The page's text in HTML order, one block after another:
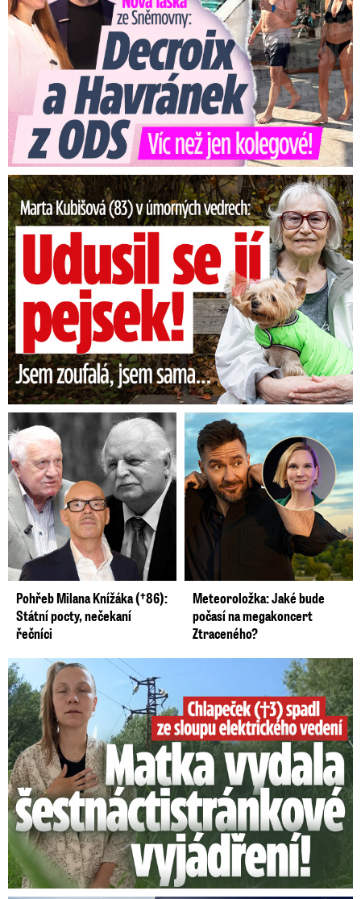
Video se připravuje ...
Vrah Zdeněk StreleckýZdroj: Jana Ulrichová
Na doživotí: Zbabělec Zezula si
dovolil jen na slabé, seniora
před vraždou mučil!
Marta Kubišová (83) v úmorných vedrech: Udusil se jí pejsek!
Pohřeb Milana Knížáka (†86):
Státní pocty, nečekaní
řečníci
Meteoroložka: Jaké bude
počasí na megakoncert
Ztraceného?
Smrtelný pád chlapce: Matka vydala vyjádření na 16 stran